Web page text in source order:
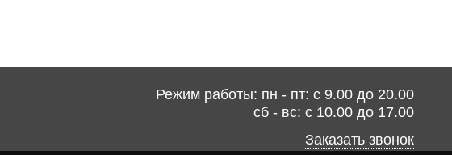
Режим работы: пн - пт: с 9.00 до 20.00
сб - вс: с 10.00 до 17.00
Заказать звонок